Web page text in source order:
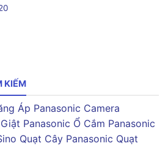
KIẾM
Áp Panasonic Camera
Panasonic Ổ Cắm Panasonic
Quạt Cây Panasonic Quạt